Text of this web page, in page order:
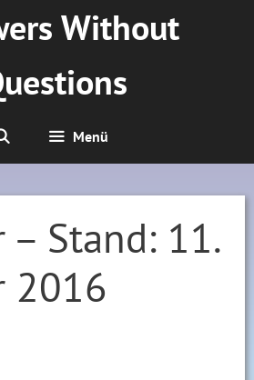
Without
Menü
– Stand: 11.
2016